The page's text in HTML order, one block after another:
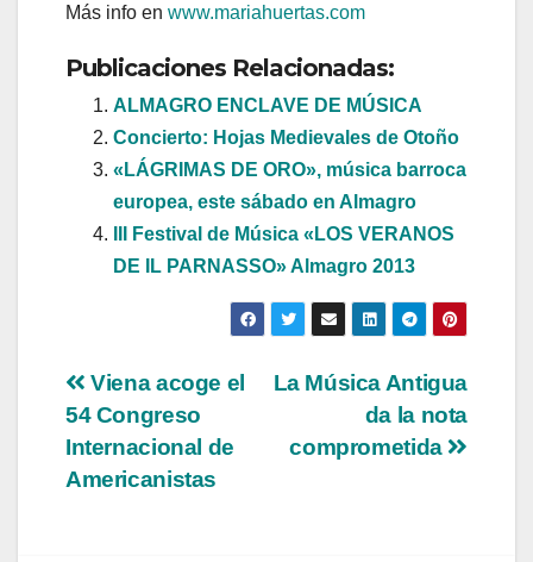
Más info en www.mariahuertas.com
Publicaciones Relacionadas:
ALMAGRO ENCLAVE DE MÚSICA
Concierto: Hojas Medievales de Otoño
«LÁGRIMAS DE ORO», música barroca
europea, este sábado en Almagro
III Festival de Música «LOS VERANOS
DE IL PARNASSO» Almagro 2013
Navegación
de
entradas
La Música Antigua
da la nota
comprometida
Viena acoge el
54 Congreso
Internacional de
Americanistas